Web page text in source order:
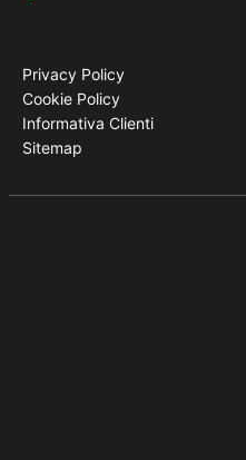
Privacy Policy
Cookie Policy
Informativa Clienti
Sitemap